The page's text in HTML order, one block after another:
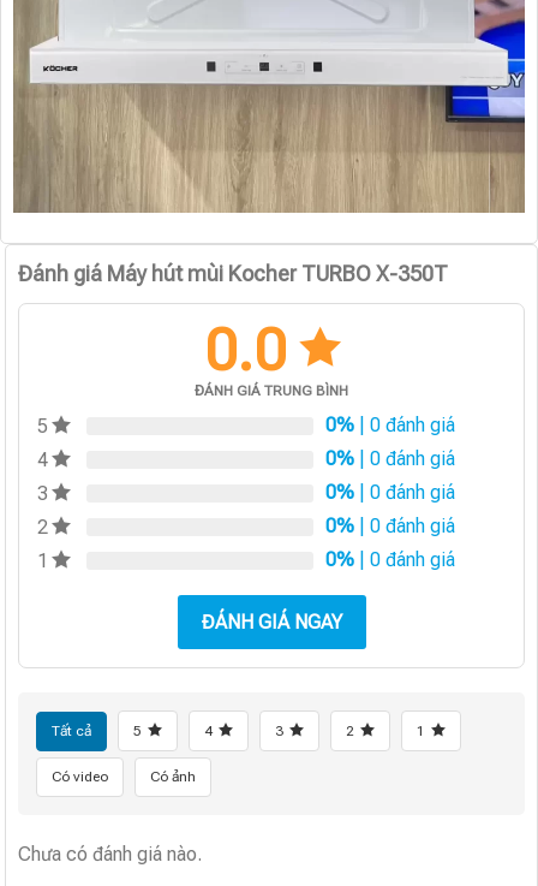
Đánh giá Máy hút mùi Kocher TURBO X-350T
0.0
ĐÁNH GIÁ TRUNG BÌNH
5 0% | 0 đánh giá
4
0% | 0 đánh giá
3
0% | 0 đánh giá
2
0% | 0 đánh giá
1
0% | 0 đánh giá
ĐÁNH GIÁ NGAY
Tất cả 5 4 3 2 1
Có video Có ảnh
Chưa có đánh giá nào.